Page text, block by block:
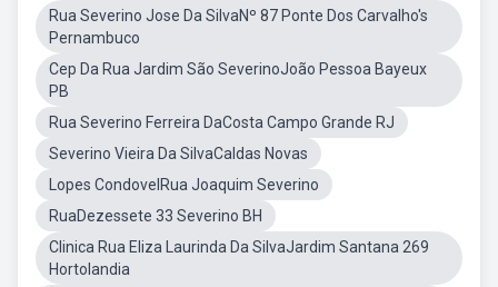
Rua Severino Jose Da SilvaNº 87 Ponte Dos Carvalho's
Pernambuco
Cep Da Rua Jardim São SeverinoJoão Pessoa Bayeux
PB
Rua Severino Ferreira DaCosta Campo Grande RJ
Severino Vieira Da SilvaCaldas Novas
Lopes CondovelRua Joaquim Severino
RuaDezessete 33 Severino BH
Clinica Rua Eliza Laurinda Da SilvaJardim Santana 269
Hortolandia